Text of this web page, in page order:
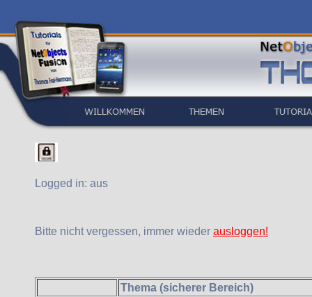
Logged in: aus
Bitte nicht vergessen, immer wieder ausloggen!
Thema (sicherer Bereich)